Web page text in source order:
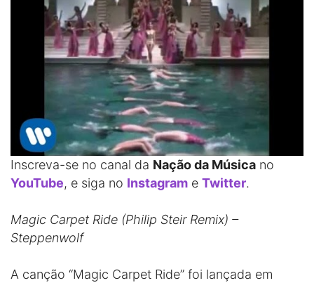
Inscreva-se no canal da Nação da Música no
YouTube, e siga no Instagram e Twitter.
Magic Carpet Ride (Philip Steir Remix) –
Steppenwolf
A canção “Magic Carpet Ride” foi lançada em